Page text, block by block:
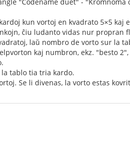
kun vortoj en kvadrato 5×5 kaj
ĉiu ludanto vidas nur propran
laŭ nombro de vorto sur la
kaj numbron, ekz. "besto
tablo tia tria kardo.
Se li divenas, la vorto estas